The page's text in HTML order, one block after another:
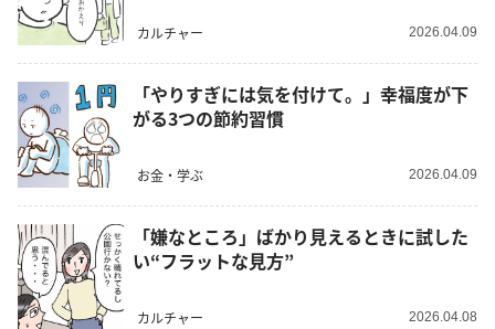
カルチャー 2026.04.09
「やりすぎには気を付けて。」幸福度が下
がる3つの節約習慣
お金・学ぶ 2026.04.09
「嫌なところ」ばかり見えるときに試した
い“フラットな見方”
カルチャー 2026.04.08